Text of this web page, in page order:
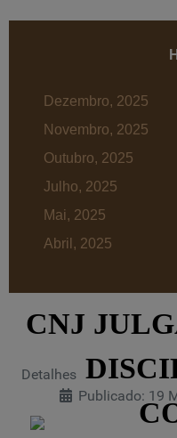
Dezembro, 2025
Novembro, 2025
Outubro, 2025
Julho, 2025
Mai, 2025
Abril, 2025
CNJ
Detalhes
Publicado: 19